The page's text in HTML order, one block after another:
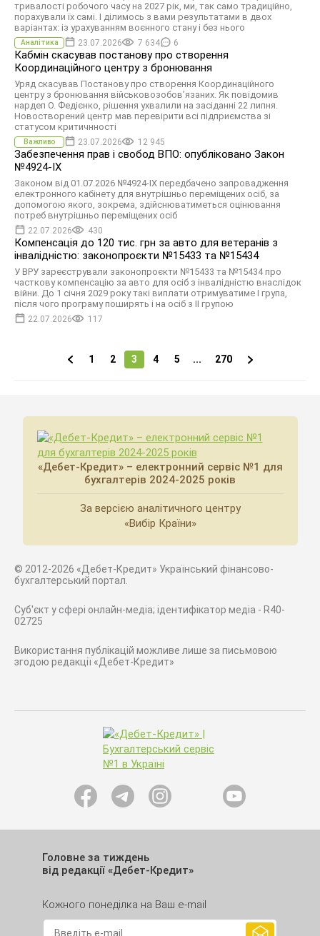
тривалості робочого часу на 2027 рік, ми, так само традиційно,
порахували їх самі. І ділимось з вами результатами в двох
варіантах: із урахуванням воєнного стану і без нього
Аналітика 23.07.2026 7 634 6
Кабмін скасував постанову про створення
Координаційного центру з бронювання
Уряд скасував Постанову про створення Координаційного
центру з бронювання військовозобов’язаних. Як повідомив
нардеп О. Федієнко, рішення ухвалили на засіданні 22 липня.
Новостворений центр мав перевірити всі підприємства зі
статусом критичнності
Важливо 23.07.2026 12 945
Забезпечення прав і свобод ВПО: опубліковано Закон
№4924-IX
Законом від 01.07.2026 №4924-IX передбачено запровадження
електронного кабінету для внутрішньо переміщених осіб, за
допомогою якого, зокрема, здійснюватиметься оцінювання
потреб внутрішньо переміщених осіб
22.07.2026 430
Компенсація до 120 тис. грн за авто для ветеранів з
інвалідністю: законопроєкти №15433 та №15434
У ВРУ зареєстрували законопроєкти №15433 та №15434 про
часткову компенсацію за авто для осіб з інвалідністю внаслідок
війни. До 1 січня 2029 року такі виплати отримуватиме І група,
після чого програму поширять і на осіб з ІІ групою
22.07.2026 117
1 2 3 4 5 ... 270
«Дебет-Кредит» – електронний сервіс №1 для
бухгалтерів 2024-2025 років
За версією аналітичного центру
«Вибір Країни»
© 2012-2026 «Дебет-Кредит» Український фінансово-
бухгалтерський портал.
Суб'єкт у сфері онлайн-медіа; ідентифікатор медіа - R40-
02725
Використання публікацій можливе лише за письмовою
згодою редакції «Дебет-Кредит»
Головне за тиждень
від редакції «Дебет-Кредит»
Кожного понеділка на Ваш e-mail